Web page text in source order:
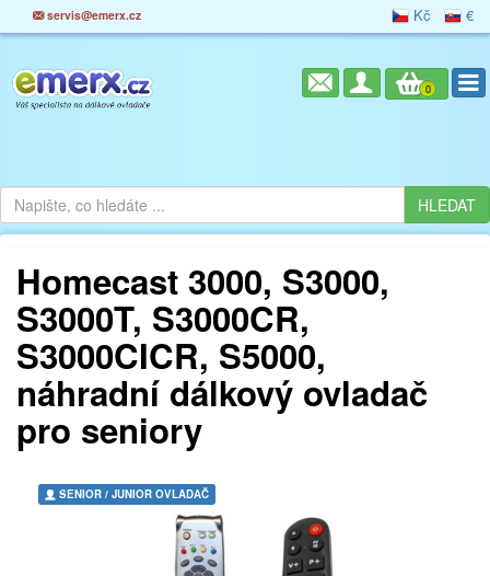
servis@emerx.cz Kč €
0
Homecast 3000, S3000,
S3000T, S3000CR,
S3000CICR, S5000,
náhradní dálkový ovladač
pro seniory
SENIOR / JUNIOR OVLADAČ